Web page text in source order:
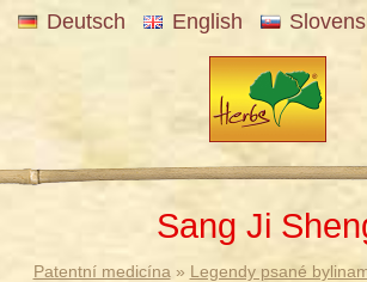
Deutsch English
Sang Ji
Patentní medicína » Legendy psané